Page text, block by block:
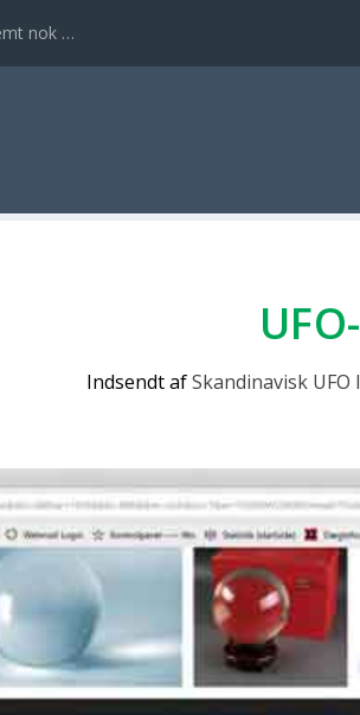
nok …
Indsendt afSkandinavisk